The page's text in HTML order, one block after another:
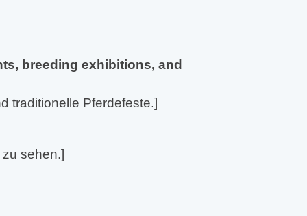
breeding exhibitions, and
traditionelle Pferdefeste.]
sehen.]